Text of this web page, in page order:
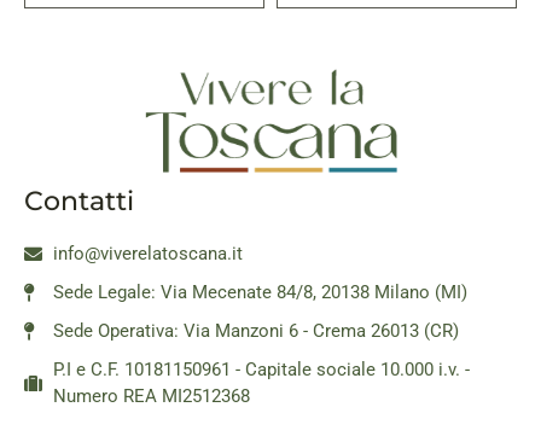
Contatti
info@viverelatoscana.it
Sede Legale: Via Mecenate 84/8, 20138 Milano (MI)
Sede Operativa: Via Manzoni 6 - Crema 26013 (CR)
P.I e C.F. 10181150961 - Capitale sociale 10.000 i.v. -
Numero REA MI2512368